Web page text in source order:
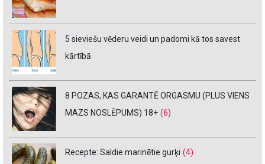
5 sieviešu vēderu veidi un padomi kā tos savest
kārtībā
8 POZAS, KAS GARANTĒ ORGASMU (PLUS VIENS
MAZS NOSLĒPUMS) 18+ (6)
Recepte: Saldie marinētie gurķi (4)